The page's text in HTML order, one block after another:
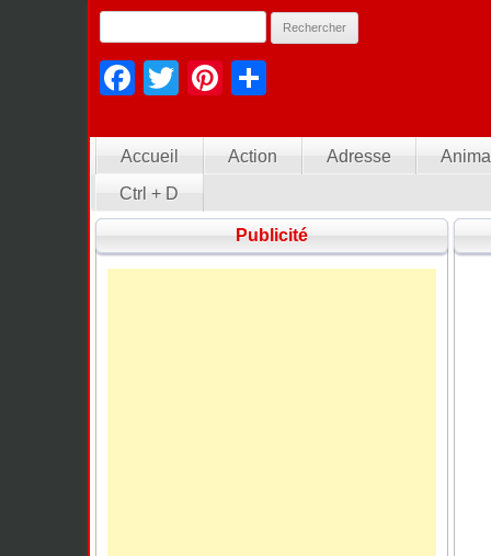
Facebook
TwitterPinterest
Accueil Action Adresse
Ctrl + D
Publicité